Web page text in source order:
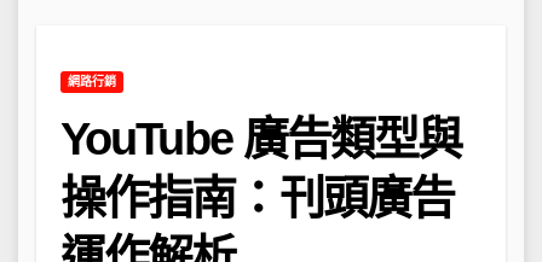
網路行銷
YouTube 廣告類型與
操作指南：刊頭廣告